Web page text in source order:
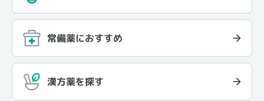
常備薬におすすめ
漢方薬を探す